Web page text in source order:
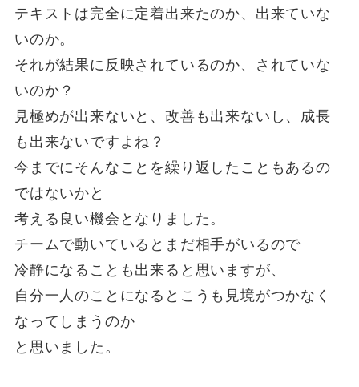
テキストは完全に定着出来たのか、出来ていな
いのか。
それが結果に反映されているのか、されていな
いのか？
見極めが出来ないと、改善も出来ないし、成長
も出来ないですよね？
今までにそんなことを繰り返したこともあるの
ではないかと
考える良い機会となりました。
チームで動いているとまだ相手がいるので
冷静になることも出来ると思いますが、
自分一人のことになるとこうも見境がつかなく
なってしまうのか
と思いました。